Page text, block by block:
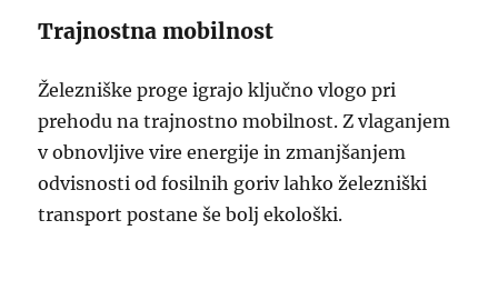
Trajnostna mobilnost
Železniške proge igrajo ključno vlogo pri
prehodu na trajnostno mobilnost. Z vlaganjem
v obnovljive vire energije in zmanjšanjem
odvisnosti od fosilnih goriv lahko železniški
transport postane še bolj ekološki.